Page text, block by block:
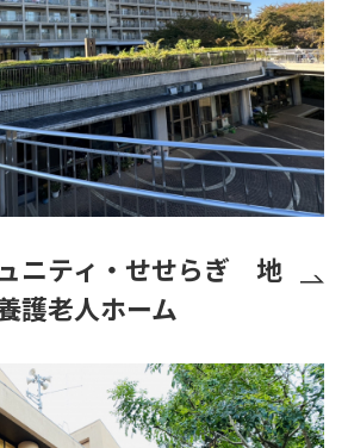
ニティ・せせらぎ 地
護老人ホーム